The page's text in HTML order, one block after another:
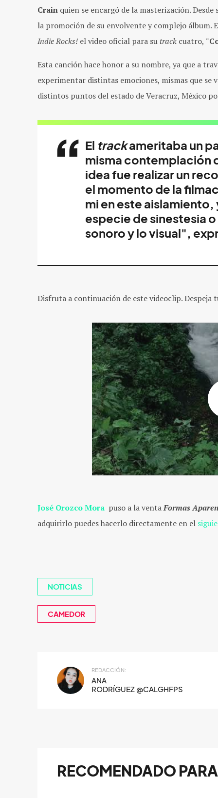
Crain quien se encargó de la masterización.
la promoción de su envolvente y complejo álbum.
Indie Rocks! el video oficial para su track cuatro,
Esta canción hace honor a su nombre, ya que a
experimentar distintas emociones, mismas que se
distintos puntos del estado de Veracruz, México
El trackameritaba un
misma contemplación
idea fue realizar un
el momento de la
mi en este
especie de sinestesia
sonoro y lo visual",
Disfruta a continuación de este videoclip. Despeja
José Orozco Mora puso a la ventaFormas
adquirirlo puedes hacerlo directamente en el
NOTICIAS
CAMEDOR
REDACCIÓN:
ANA
RODRÍGUEZ @CALGHFPS
RECOMENDADO